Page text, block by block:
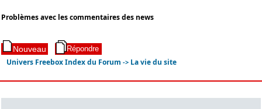
Problèmes avec les commentaires des news
Univers Freebox Index du Forum -> La vie du site